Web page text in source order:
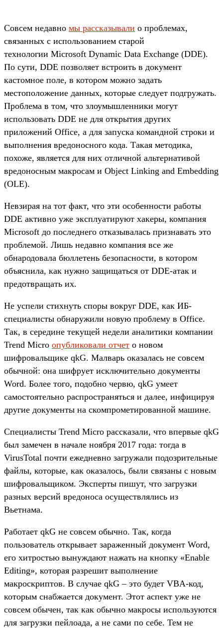
Совсем недавно мы рассказывали о проблемах,
связанных с использованием старой
технологии Microsoft Dynamic Data Exchange (DDE).
По сути, DDE позволяет встроить в документ
кастомное поле, в котором можно задать
местоположение данных, которые следует подгружать.
Проблема в том, что злоумышленники могут
использовать DDE не для открытия других
приложений Office, а для запуска командной строки и
выполнения вредоносного кода. Такая методика,
похоже, является для них отличной альтернативой
вредоносным макросам и Object Linking and Embedding
(OLE).
Невзирая на тот факт, что эти особенности работы
DDE активно уже эксплуатируют хакеры, компания
Microsoft до последнего отказывалась признавать это
проблемой. Лишь недавно компания все же
обнародовала бюллетень безопасности, в котором
объяснила, как нужно защищаться от DDE-атак и
предотвращать их.
Не успели стихнуть споры вокруг DDE, как ИБ-
специалисты обнаружили новую проблему в Office.
Так, в середине текущей недели аналитики компании
Trend Micro опубликовали отчет о новом
шифровальщике qkG. Малварь оказалась не совсем
обычной: она шифрует исключительно документы
Word. Более того, подобно червю, qkG умеет
самостоятельно распространяться и далее, инфицируя
другие документы на скомпрометированной машине.
Специалисты Trend Micro рассказали, что впервые qkG
был замечен в начале ноября 2017 года: тогда в
VirusTotal почти ежедневно загружали подозрительные
файлы, которые, как оказалось, были связаны с новым
шифровальщиком. Эксперты пишут, что загрузки
разных версий вредоноса осуществлялись из
Вьетнама.
Работает qkG не совсем обычно. Так, когда
пользователь открывает зараженный документ Word,
его хитростью вынуждают нажать на кнопку «Enable
Editing», которая разрешит выполнение
макроскриптов. В случае qkG – это будет VBA-код,
которым снабжается документ. Этот аспект уже не
совсем обычен, так как обычно макросы используются
для загрузки пейлоада, а не сами по себе. Тем не